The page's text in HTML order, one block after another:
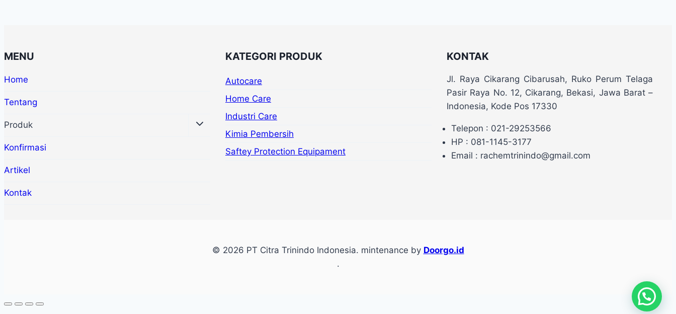
MENU
Home
Tentang
Produk
Konfirmasi
Artikel
Kontak
KATEGORI PRODUK
Autocare
Home Care
Industri Care
Kimia Pembersih
Saftey Protection Equipament
KONTAK
Jl. Raya Cikarang Cibarusah, Ruko Perum Telaga
Pasir Raya No. 12, Cikarang, Bekasi, Jawa Barat –
Indonesia, Kode Pos 17330
Telepon : 021-29253566
HP : 081-1145-3177
Email : rachemtrinindo@gmail.com
© 2026 PT Citra Trinindo Indonesia. mintenance by Doorgo.id
.